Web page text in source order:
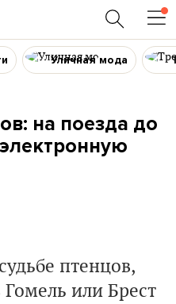
Уличная мода
на поезда до
птенцов,
или Брест